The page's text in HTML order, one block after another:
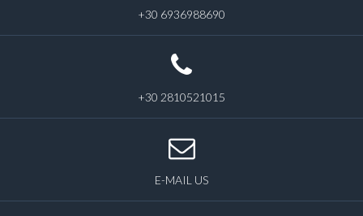
+30 6936988690
+30 2810521015
E-MAIL US